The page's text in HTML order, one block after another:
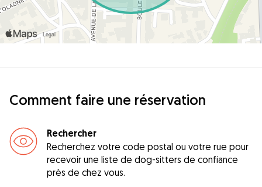
Comment faire une réservation
Rechercher
Recherchez votre code postal ou votre rue pour
recevoir une liste de dog-sitters de confiance
près de chez vous.